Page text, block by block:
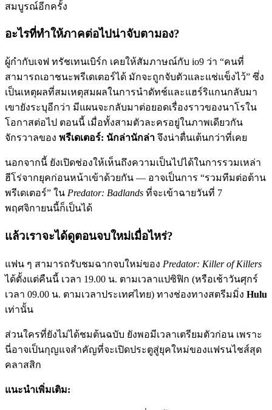
สมบูรณ์อีกครั้ง
อะไรที่ทำให้ภาคต่อไปน่าจับตามอง?
ผู้กำกับเจฟ ทรัชเทนเบิร์ก เคยให้สัมภาษณ์กับ io9 ว่า “คนที่
สามารถเอาชนะพรีเดเตอร์ได้ มักจะถูกจับตัวและแช่แข็งไว้” ซึ่ง
เป็นเหตุผลที่สมเหตุสมผลในการนำดัทช์และแฮร์ริแกนกลับมา
เขายังระบุอีกว่า มีแผนจะกลับมาต่อยอดเรื่องราวของนาโรใน
โอกาสต่อไป ตอนนี้ เมื่อทั้งสามตัวละครอยู่ในภาพเดียวกัน
จักรวาลของ พรีเดเตอร์: นักล่านักล่า จึงน่าตื่นเต้นกว่าที่เคย
นอกจากนี้ ยังเปิดช่องให้เห็นถึงความเป็นไปได้ในการรวมเหล่า
ฮีโร่จากยุคก่อนหน้าเข้าด้วยกัน — อาจเป็นการ “รวมทีมต่อต้าน
พรีเดเตอร์” ใน Predator: Badlands ที่จะเข้าฉายวันที่ 7
พฤศจิกายนนี้ก็เป็นได้
แล้วเราจะได้ดูตอนจบใหม่เมื่อไหร่?
แฟน ๆ สามารถรับชมฉากจบใหม่ของ Predator: Killer of Killers
ได้ตั้งแต่คืนนี้ เวลา 19.00 น. ตามเวลาแปซิฟิก (หรือเช้าวันศุกร์
เวลา 09.00 น. ตามเวลาประเทศไทย) ทางช่องทางสตรีมมิ่ง Hulu
เท่านั้น
ส่วนใครที่ยังไม่ได้ชมต้นฉบับ ยังพอมีเวลาเตรียมตัวก่อน เพราะ
นี่อาจเป็นกุญแจสำคัญที่จะเปิดประตูสู่ยุคใหม่ของแฟรนไชส์สุด
คลาสสิก
แนะนำเพิ่มเติม: